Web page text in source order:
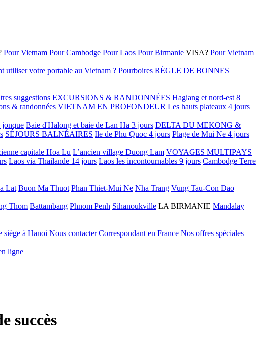
Pour Vietnam Pour Cambodge Pour Laos Pour Birmanie VISA? Pour Vietnam
utiliser votre portable au Vietnam ? Pourboires RÈGLE DE BONNES
suggestions EXCURSIONS & RANDONNÉES Hagiang et nord-est 8
& randonnées VIETNAM EN PROFONDEUR Les hauts plateaux 4 jours
jonque Baie d'Halong et baie de Lan Ha 3 jours DELTA DU MEKONG &
SÉJOURS BALNÉAIRES Ile de Phu Quoc 4 jours Plage de Mui Ne 4 jours
capitale Hoa Lu L’ancien village Duong Lam VOYAGES MULTIPAYS
Laos via Thailande 14 jours Laos les incontournables 9 jours Cambodge Terre
Lat Buon Ma Thuot Phan Thiet-Mui Ne Nha Trang Vung Tau-Con Dao
Thom Battambang Phnom Penh Sihanoukville LA BIRMANIE Mandalay
siège à Hanoi Nous contacter Correspondant en France Nos offres spéciales
ligne
succès